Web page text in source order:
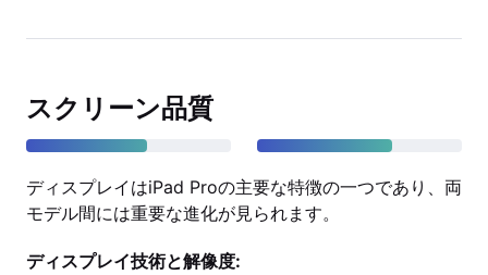
スクリーン品質
ディスプレイはiPad Proの主要な特徴の一つであり、両
モデル間には重要な進化が見られます。
ディスプレイ技術と解像度: